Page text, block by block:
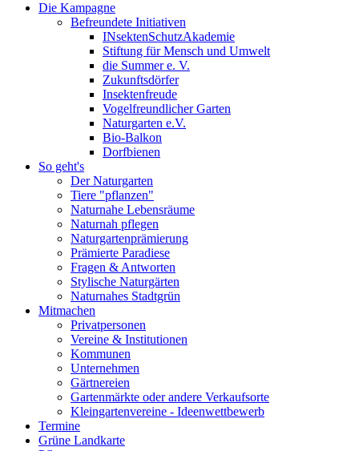
Die Kampagne
Befreundete Initiativen
INsektenSchutzAkademie
Stiftung für Mensch und Umwelt
die Summer e. V.
Zukunftsdörfer
Insektenfreude
Vogelfreundlicher Garten
Naturgarten e.V.
Bio-Balkon
Dorfbienen
So geht's
Der Naturgarten
Tiere "pflanzen"
Naturnahe Lebensräume
Naturnah pflegen
Naturgartenprämierung
Prämierte Paradiese
Fragen & Antworten
Stylische Naturgärten
Naturnahes Stadtgrün
Mitmachen
Privatpersonen
Vereine & Institutionen
Kommunen
Unternehmen
Gärtnereien
Gartenmärkte oder andere Verkaufsorte
Kleingartenvereine - Ideenwettbewerb
Termine
Grüne Landkarte